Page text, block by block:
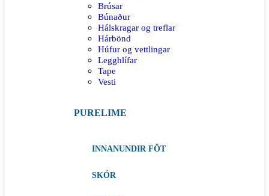
Brúsar
Búnaður
Hálskragar og treflar
Hárbönd
Húfur og vettlingar
Legghlífar
Tape
Vesti
PURELIME
INNANUNDIR FÖT
SKÓR